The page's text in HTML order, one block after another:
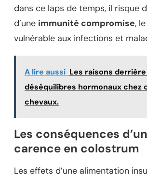
dans ce laps de temps, il risque
d’une immunité compromise,
vulnérable aux infections et
A lire aussi Les raisons
déséquilibres hormonaux chez
chevaux.
Les conséquences
carence en colostrum
Les effets d’une alimentation